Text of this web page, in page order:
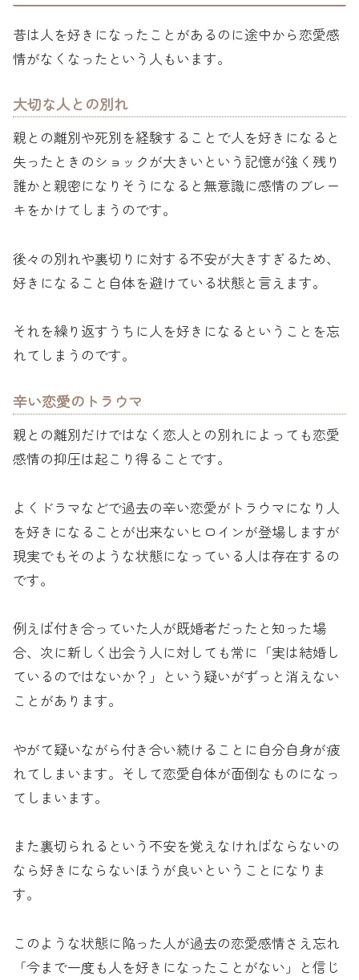
昔は人を好きになったことがあるのに途中から恋愛感
情がなくなったという人もいます。
大切な人との別れ
親との離別や死別を経験することで人を好きになると
失ったときのショックが大きいという記憶が強く残り
誰かと親密になりそうになると無意識に感情のブレー
キをかけてしまうのです。
後々の別れや裏切りに対する不安が大きすぎるため、
好きになること自体を避けている状態と言えます。
それを繰り返すうちに人を好きになるということを忘
れてしまうのです。
辛い恋愛のトラウマ
親との離別だけではなく恋人との別れによっても恋愛
感情の抑圧は起こり得ることです。
よくドラマなどで過去の辛い恋愛がトラウマになり人
を好きになることが出来ないヒロインが登場しますが
現実でもそのような状態になっている人は存在するの
です。
例えば付き合っていた人が既婚者だったと知った場
合、次に新しく出会う人に対しても常に「実は結婚し
ているのではないか？」という疑いがずっと消えない
ことがあります。
やがて疑いながら付き合い続けることに自分自身が疲
れてしまいます。そして恋愛自体が面倒なものになっ
てしまいます。
また裏切られるという不安を覚えなければならないの
なら好きにならないほうが良いということになりま
す。
このような状態に陥った人が過去の恋愛感情さえ忘れ
「今まで一度も人を好きになったことがない」と信じ